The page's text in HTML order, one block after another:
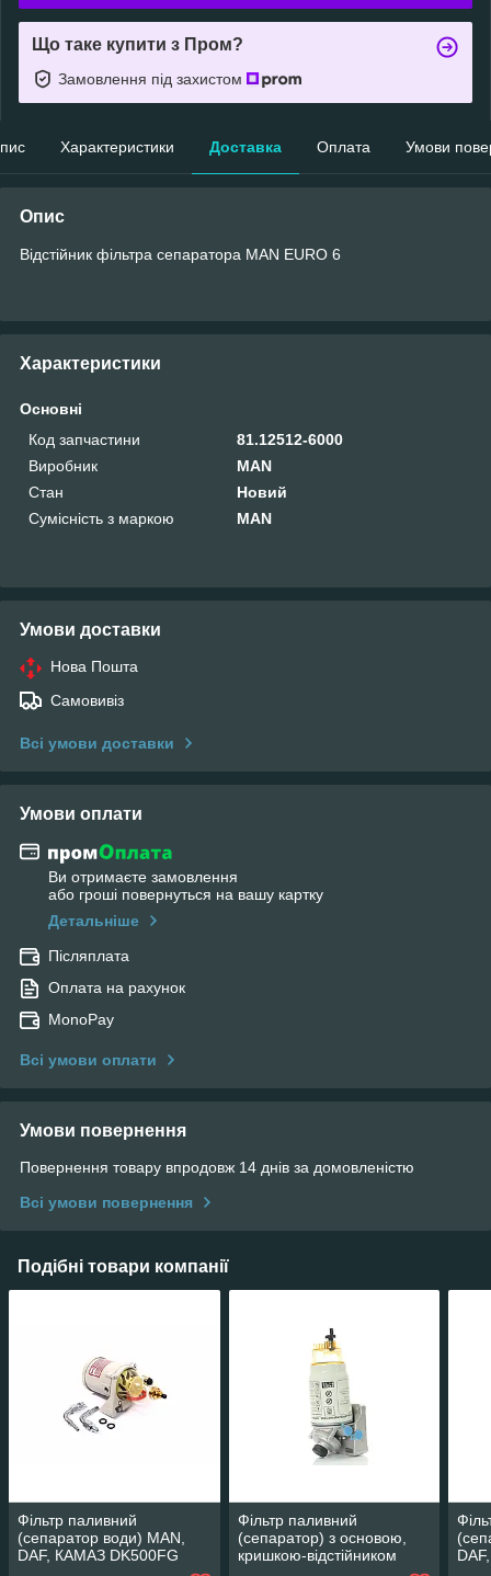
Що таке купити з Пром?
Замовлення під захистом
Характеристики Доставка Оплата Умови
Опис
Відстійник фільтра сепаратора MAN EURO 6
Характеристики
Основні
Код запчастини
81.12512-6000
Виробник
MAN
Стан
Новий
Сумісність з маркою
MAN
Умови доставки
Нова Пошта
Самовивіз
Всі умови доставки
Умови оплати
Ви отримаєте замовлення
або гроші повернуться на вашу картку
Детальніше
Післяплата
Оплата на рахунок
MonoPay
Всі умови оплати
Умови повернення
Повернення товару впродовж 14 днів за домовленістю
Всі умови повернення
Подібні товари компанії
Фільтр паливний
(сепаратор води) MAN,
DAF, КАМАЗ DK500FG
Фільтр паливний
(сепаратор) з основою,
кришкою-відстійником